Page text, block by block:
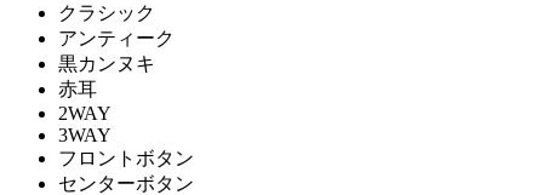
クラシック
アンティーク
黒カンヌキ
赤耳
2WAY
3WAY
フロントボタン
センターボタン